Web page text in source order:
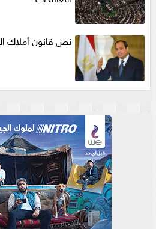
نص قانون أملاك